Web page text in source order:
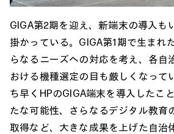
GIGA第2期を迎え、新端末の導入も
掛かっている。GIGA第1期で生まれ
らなるニーズへの対応を考え、各自
おける機種選定の目も厳しくなって
ち早くHPのGIGA端末を導入したこ
たな可能性、さらなるデジタル教育
取得など、大きな成果を上げた自治